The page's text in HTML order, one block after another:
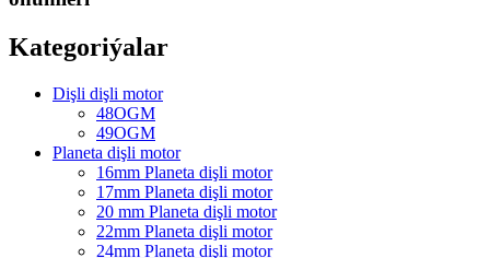
Kategoriýalar
Dişli dişli motor
48OGM
49OGM
Planeta dişli motor
16mm Planeta dişli motor
17mm Planeta dişli motor
20 mm Planeta dişli motor
22mm Planeta dişli motor
24mm Planeta dişli motor